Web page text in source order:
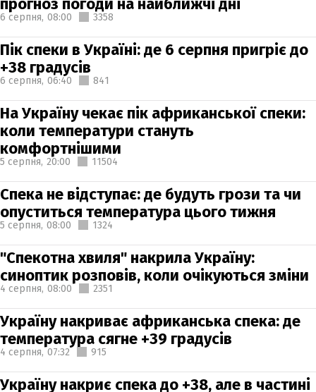
6 серпня, 08:00 3358
Пік спеки в Україні: де 6 серпня пригріє до
+38 градусів
6 серпня, 06:40 841
На Україну чекає пік африканської спеки:
коли температури стануть
комфортнішими
5 серпня, 20:00 11504
Спека не відступає: де будуть грози та чи
опуститься температура цього тижня
5 серпня, 08:00 1324
"Спекотна хвиля" накрила Україну:
синоптик розповів, коли очікуються зміни
4 серпня, 08:00 2351
Україну накриває африканська спека: де
температура сягне +39 градусів
4 серпня, 07:32 915
Україну накриє спека до +38, але в частині